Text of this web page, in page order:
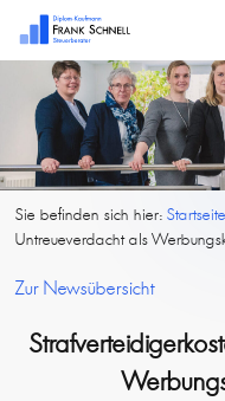
Sie befinden sich hier:Startseite
Untreueverdacht als
Zur Newsübersicht